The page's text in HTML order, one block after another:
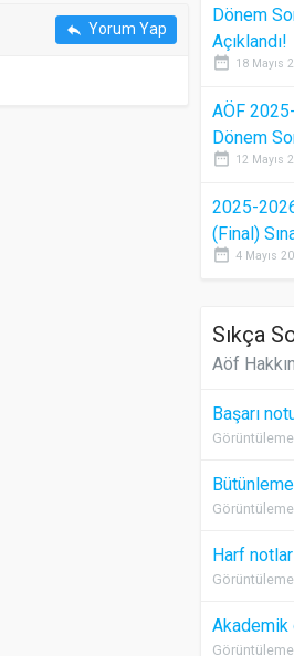
reply Yorum Yap
Dönem
Açıklandı!
date_range 18 Mayıs
AÖF
Dönem
date_range 12 Mayıs
2025-
(Final)
date_range 4 Mayıs
Sıkça
Aöf
Başarı
Harf
Akademik